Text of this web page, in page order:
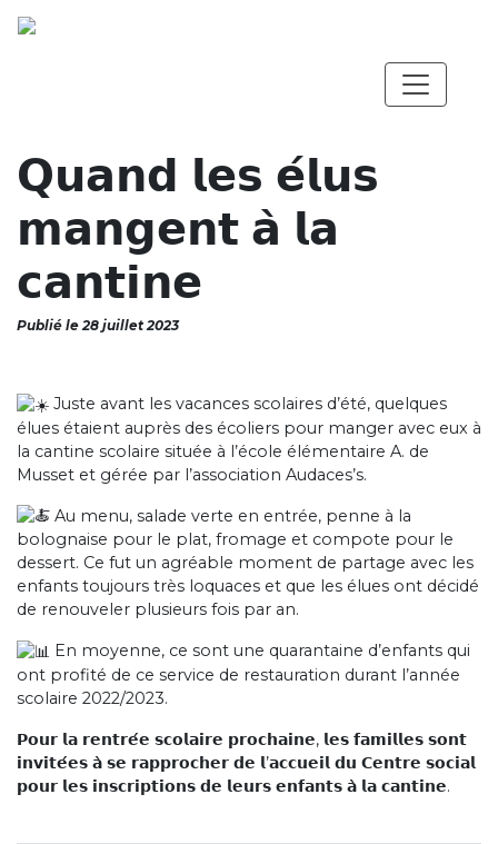
𝗤𝘂𝗮𝗻𝗱 𝗹𝗲𝘀 𝗲́𝗹𝘂𝘀
𝗺𝗮𝗻𝗴𝗲𝗻𝘁 𝗮̀ 𝗹𝗮
𝗰𝗮𝗻𝘁𝗶𝗻𝗲
Publié le 28 juillet 2023
Juste avant les vacances scolaires d’été, quelques
élues étaient auprès des écoliers pour manger avec eux à
la cantine scolaire située à l’école élémentaire A. de
Musset et gérée par l’association Audaces’s.
Au menu, salade verte en entrée, penne à la
bolognaise pour le plat, fromage et compote pour le
dessert. Ce fut un agréable moment de partage avec les
enfants toujours très loquaces et que les élues ont décidé
de renouveler plusieurs fois par an.
En moyenne, ce sont une quarantaine d’enfants qui
ont profité de ce service de restauration durant l’année
scolaire 2022/2023.
𝗣𝗼𝘂𝗿 𝗹𝗮 𝗿𝗲𝗻𝘁𝗿𝗲́𝗲 𝘀𝗰𝗼𝗹𝗮𝗶𝗿𝗲 𝗽𝗿𝗼𝗰𝗵𝗮𝗶𝗻𝗲, 𝗹𝗲𝘀 𝗳𝗮𝗺𝗶𝗹𝗹𝗲𝘀 𝘀𝗼𝗻𝘁
𝗶𝗻𝘃𝗶𝘁𝗲́𝗲𝘀 𝗮̀ 𝘀𝗲 𝗿𝗮𝗽𝗽𝗿𝗼𝗰𝗵𝗲𝗿 𝗱𝗲 𝗹’𝗮𝗰𝗰𝘂𝗲𝗶𝗹 𝗱𝘂 𝗖𝗲𝗻𝘁𝗿𝗲 𝘀𝗼𝗰𝗶𝗮𝗹
𝗽𝗼𝘂𝗿 𝗹𝗲𝘀 𝗶𝗻𝘀𝗰𝗿𝗶𝗽𝘁𝗶𝗼𝗻𝘀 𝗱𝗲 𝗹𝗲𝘂𝗿𝘀 𝗲𝗻𝗳𝗮𝗻𝘁𝘀 𝗮̀ 𝗹𝗮 𝗰𝗮𝗻𝘁𝗶𝗻𝗲.